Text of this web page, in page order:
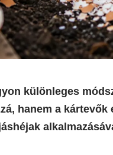
különleges
hanem a